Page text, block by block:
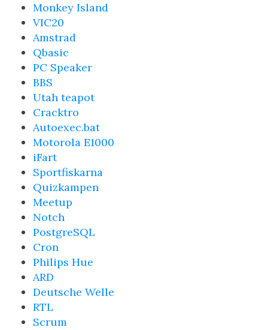
Monkey Island
VIC20
Amstrad
Qbasic
PC Speaker
BBS
Utah teapot
Cracktro
Autoexec.bat
Motorola E1000
iFart
Sportfiskarna
Quizkampen
Meetup
Notch
PostgreSQL
Cron
Philips Hue
ARD
Deutsche Welle
RTL
Scrum